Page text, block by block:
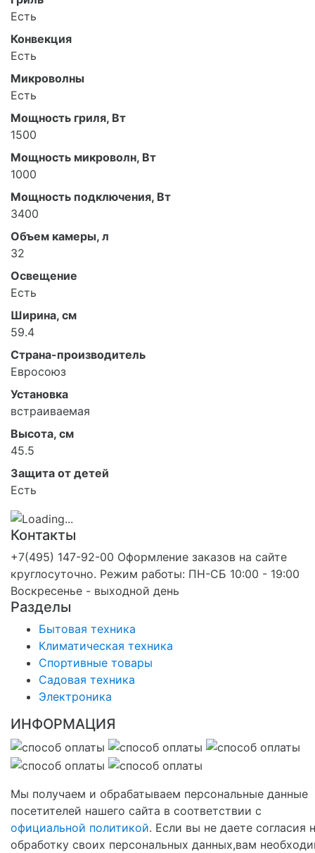
Есть
Конвекция
Есть
Микроволны
Есть
Мощность гриля, Вт
1500
Мощность микроволн, Вт
1000
Мощность подключения, Вт
3400
Объем камеры, л
32
Освещение
Есть
Ширина, см
59.4
Страна-производитель
Евросоюз
Установка
встраиваемая
Высота, см
45.5
Защита от детей
Есть
Контакты
+7(495) 147-92-00 Оформление заказов на сайте
круглосуточно. Режим работы: ПН-СБ 10:00 - 19:00
Воскресенье - выходной день
Разделы
Бытовая техника
Климатическая техника
Спортивные товары
Садовая техника
Электроника
ИНФОРМАЦИЯ
Мы получаем и обрабатываем персональные данные
посетителей нашего сайта в соответствии с
официальной политикой. Если вы не даете согласия
обработку своих персональных данных,вам